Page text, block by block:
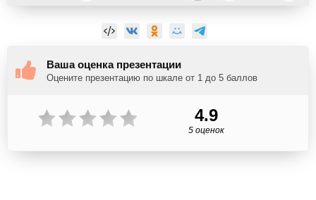
Ваша оценка презентации
Оцените презентацию по шкале от 1 до 5 баллов
4.9
5 оценок